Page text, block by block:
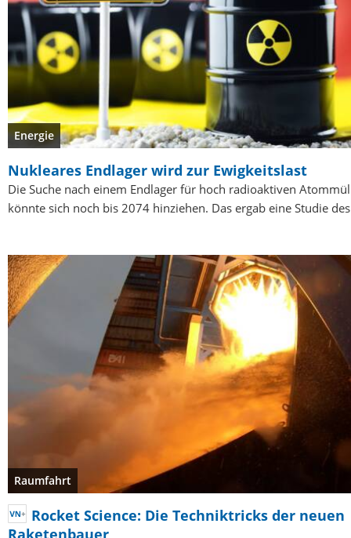
Energie
Nukleares Endlager wird zur Ewigkeitslast
Die Suche nach einem Endlager für hoch radioaktiven
könnte sich noch bis 2074 hinziehen. Das ergab eine Studie
Raumfahrt
Rocket Science: Die Techniktricks der neuen
Raketenbauer